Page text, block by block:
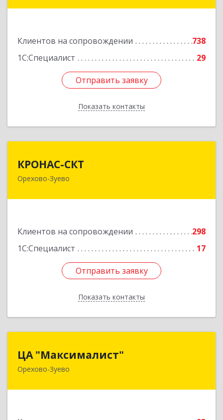
Клиентов на сопровождении
738
1С:Специалист
29
Отправить заявку
Показать контакты
Подробнее
Отправить заявку
Назад
КРОНАС-СКТ
Орехово-Зуево
Клиентов на сопровождении
298
1С:Специалист
17
Отправить заявку
Показать контакты
142600, Московская обл, Орехово-Зуево г,
Отправить заявку
Назад
ЦА "Максималист"
Орехово-Зуево
142600, Московская обл, Орехово-Зуево г,